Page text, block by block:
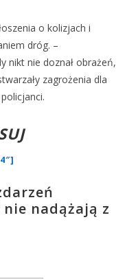
o kolizjach i
dróg. –
nikt nie doznał obrażeń,
zagrożenia dla
nadążają z